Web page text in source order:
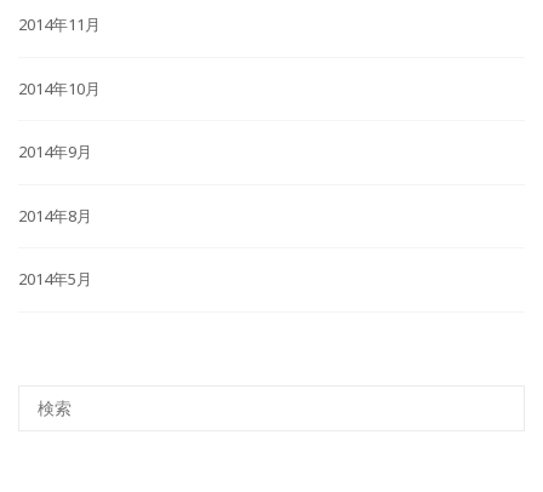
2014年11月
2014年10月
2014年9月
2014年8月
2014年5月